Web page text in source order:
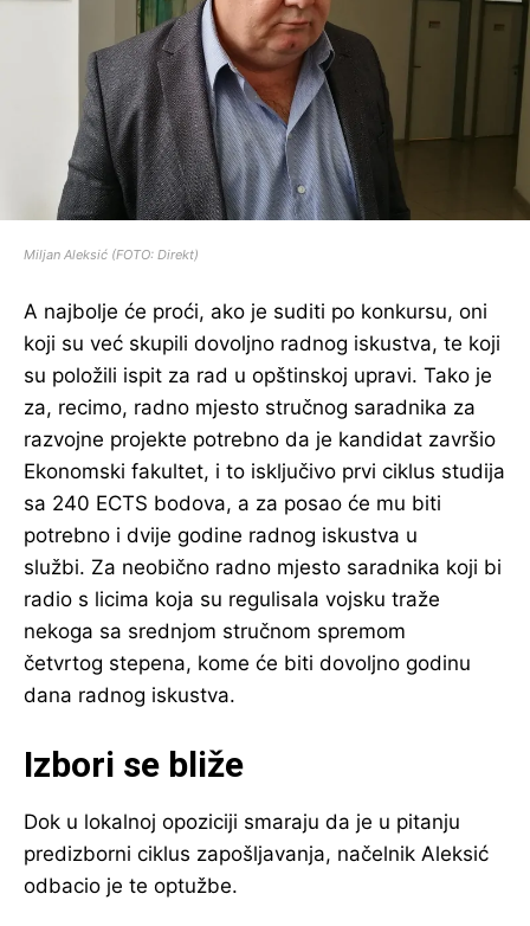
Miljan Aleksić (FOTO: Direkt)
A najbolje će proći, ako je suditi po konkursu, oni
koji su već skupili dovoljno radnog iskustva, te koji
su položili ispit za rad u opštinskoj upravi. Tako je
za, recimo, radno mjesto stručnog saradnika za
razvojne projekte potrebno da je kandidat završio
Ekonomski fakultet, i to isključivo prvi ciklus studija
sa 240 ECTS bodova, a za posao će mu biti
potrebno i dvije godine radnog iskustva u
službi. Za neobično radno mjesto saradnika koji bi
radio s licima koja su regulisala vojsku traže
nekoga sa srednjom stručnom spremom
četvrtog stepena, kome će biti dovoljno godinu
dana radnog iskustva.
Izbori se bliže
Dok u lokalnoj opoziciji smaraju da je u pitanju
predizborni ciklus zapošljavanja, načelnik Aleksić
odbacio je te optužbe.